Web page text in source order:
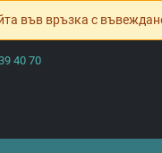
във връзка с
40 70